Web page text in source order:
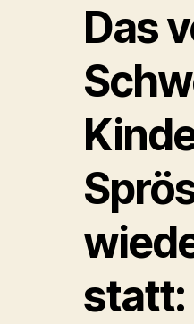
Das
statt: